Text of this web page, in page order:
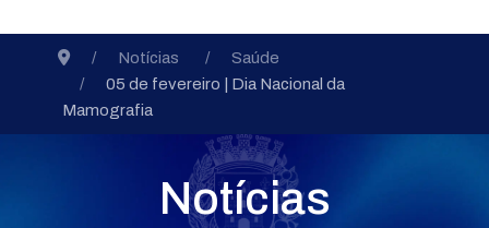
Notícias
Saúde
05 de fevereiro | Dia Nacional da
Mamografia
Notícias